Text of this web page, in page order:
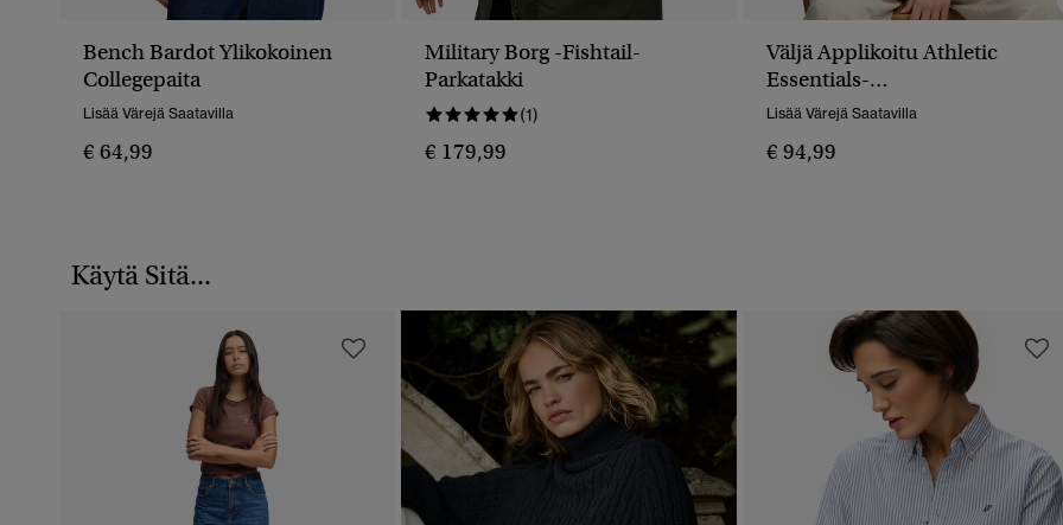
Bench Bardot Ylikokoinen
Collegepaita
Lisää Värejä Saatavilla
€ 64,99
Military Borg -fishtail-
Parkatakki
(1)
€ 179,99
Väljä Applikoitu Athletic
Essentials-
Vetoketjuverryttelytakki
Lisää Värejä Saatavilla
€ 94,99
Käytä Sitä...